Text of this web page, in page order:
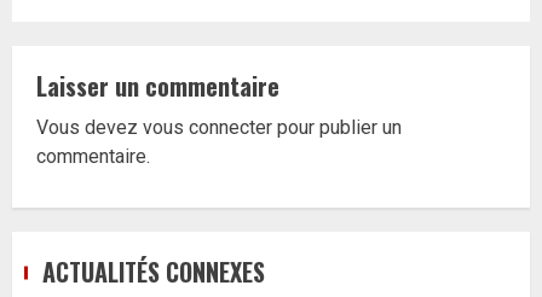
Laisser un commentaire
Vous devez vous connecter pour publier un
commentaire.
ACTUALITÉS CONNEXES